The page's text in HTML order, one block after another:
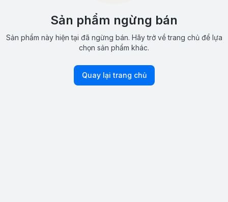
Sản phẩm ngừng bán
Sản phẩm này hiện tại đã ngừng bán. Hãy trở về trang chủ để lựa
chọn sản phẩm khác.
Quay lại trang chủ